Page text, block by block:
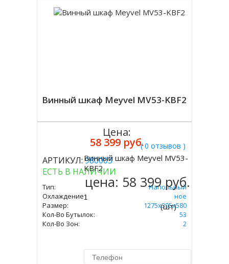
Винный шкаф Meyvel MV53-KBF2
( 0 отзывов )
АРТИКУЛ:980003
ЕСТЬ В НАЛИЧИИ
Тип:
Напольный
Охлаждение:
Компрессорное
Размер:
1275х395х580
Кол-Во Бутылок:
53
Кол-Во Зон:
2
Цена:
58 399 руб.
Купить
Винный шкаф Meyvel MV53-
KBF2
цена: 58 399 руб.
(шт)